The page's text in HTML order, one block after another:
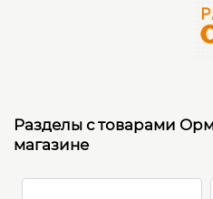
Разделы с товарами
магазине